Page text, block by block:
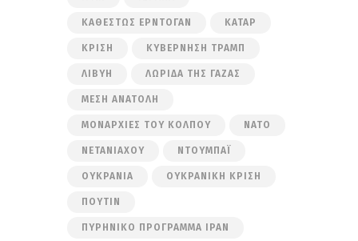
ΚΑΘΕΣΤΏΣ ΕΡΝΤΟΓΆΝ ΚΑΤΆΡ
ΚΡΊΣΗ ΚΥΒΈΡΝΗΣΗ ΤΡΑΜΠ
ΛΙΒΎΗ ΛΩΡΊΔΑ ΤΗΣ ΓΆΖΑΣ
ΜΈΣΗ ΑΝΑΤΟΛΉ
ΜΟΝΑΡΧΊΕΣ ΤΟΥ ΚΌΛΠΟΥ ΝΑΤΟ
ΝΕΤΑΝΙΆΧΟΥ ΝΤΟΥΜΠΆΙ
ΟΥΚΡΑΝΊΑ ΟΥΚΡΑΝΙΚΉ ΚΡΊΣΗ
ΠΟΎΤΙΝ
ΠΥΡΗΝΙΚΌ ΠΡΌΓΡΑΜΜΑ ΙΡΆΝ